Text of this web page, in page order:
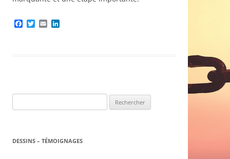
T E
DESSINS – TÉMOIGNAGES